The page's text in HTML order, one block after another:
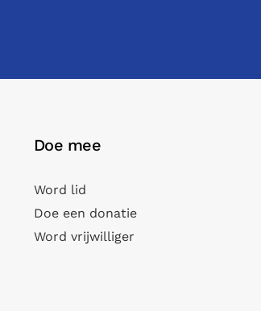
Doe mee
Word lid
Doe een donatie
Word vrijwilliger